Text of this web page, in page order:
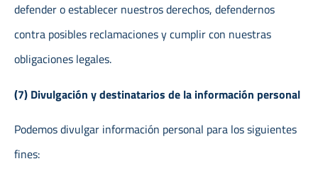
defender o establecer nuestros derechos, defendernos
contra posibles reclamaciones y cumplir con nuestras
obligaciones legales.
(7) Divulgación y destinatarios de la información personal
Podemos divulgar información personal para los siguientes
fines: